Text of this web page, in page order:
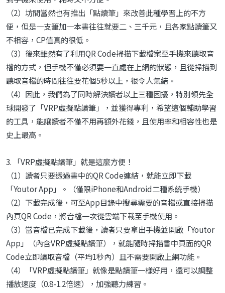
（2）坊間當然也有推出「點讀筆」來改善此種學習上的不方
便，但是一支筆加一本書往往就要二、三千元，且各家點讀筆又
不相容，CP值真的很低。
（3）後來雖然有了利用QR Code掃描下載檔案至手機來聽取音
檔的方式，但手機不僅必須要一直處在上網的狀態，且從掃描到
聽取音檔的時間往往要花個5秒以上，很令人氣結。
（4）因此，我們為了同時解決讀者以上三種困擾，特別領先全
球開發了「VRP虛擬點讀筆」，並獲得專利，希望這個輔助學習
的工具，能讓讀者不僅不用再額外花錢，且使用率和相容性也是
史上最高。
3. 「VRP虛擬點讀筆」就是這麼方便！
（1）讀者只要透過書中的QR Code連結，就能立即下載
「Youtor App」。（僅限iPhone和Android二種系統手機）
（2）下載完成後，可至App目錄中搜尋需要的音檔或直接掃描
內頁QR Code，將音檔一次從雲端下載至手機使用。
（3）當音檔已完成下載後，讀者只要拿出手機並開啟「Youtor
App」（內含VRP虛擬點讀筆），就能隨時掃描書中頁面的QR
Code立即讀取音檔（平均1秒內）且不需要開啟上網功能。
（4）「VRP虛擬點讀筆」就像是點讀筆一樣好用，還可以調整
播放速度（0.8-1.2倍速），加強聽力練習。